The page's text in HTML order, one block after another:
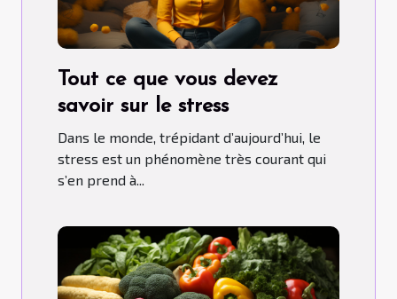
Tout ce que vous devez
savoir sur le stress
Dans le monde, trépidant d’aujourd’hui, le
stress est un phénomène très courant qui
s’en prend à...